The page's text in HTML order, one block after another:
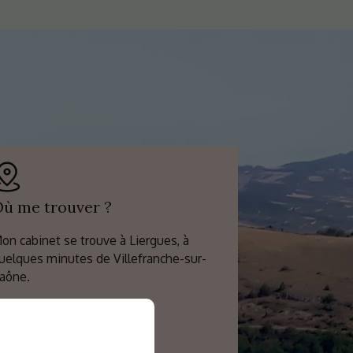
me trouver ?
cabinet se trouve à Liergues, à
minutes de Villefranche-sur-